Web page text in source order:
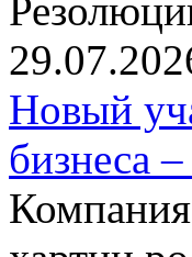
Новый
бизнеса